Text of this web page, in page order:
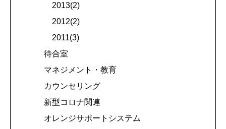
2013(2)
2012(2)
2011(3)
待合室
マネジメント・教育
カウンセリング
新型コロナ関連
オレンジサポートシステム